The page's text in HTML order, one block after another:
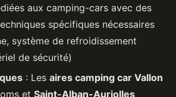
aux camping-cars avec des
spécifiques nécessaires
système de refroidissement
de sécurité)
: Les aires camping car Vallon
et Saint-Alban-Auriolles